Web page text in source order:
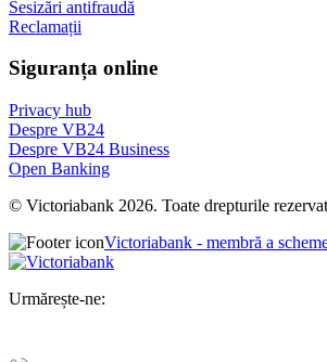
Sesizări antifraudă
Reclamații
Siguranța online
Privacy hub
Despre VB24
Despre VB24 Business
Open Banking
© Victoriabank 2026. Toate drepturile
Victoriabank - membră a
Urmărește-ne: